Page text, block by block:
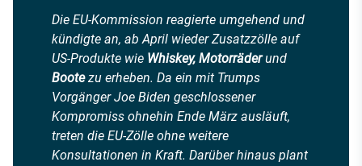
Die EU-Kommission reagierte umgehend und
kündigte an, ab April wieder Zusatzzölle auf
US-Produkte wie Whiskey, Motorräderund
Bootezu erheben. Da ein mit Trumps
Vorgänger Joe Biden geschlossener
Kompromiss ohnehin Ende März ausläuft,
treten die EU-Zölle ohne weitere
Konsultationen in Kraft. Darüber hinaus plant